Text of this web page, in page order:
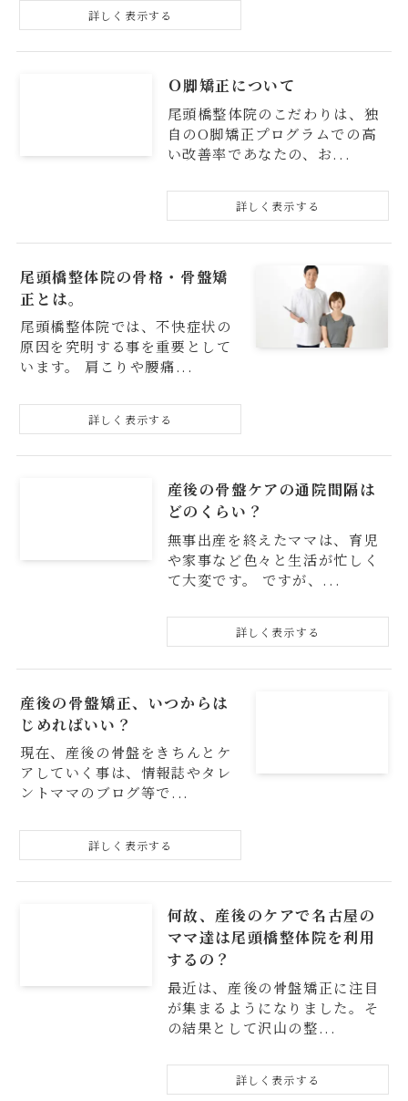
Ｏ脚矯正について
尾頭橋整体院のこだわりは、独
自のO脚矯正プログラムでの高
い改善率であなたの、お...
尾頭橋整体院の骨格・骨盤矯
正とは。
尾頭橋整体院では、不快症状の
原因を究明する事を重要として
います。 肩こりや腰痛...
産後の骨盤ケアの通院間隔は
どのくらい？
無事出産を終えたママは、育児
や家事など色々と生活が忙しく
て大変です。 ですが、...
産後の骨盤矯正、いつからは
じめればいい？
現在、産後の骨盤をきちんとケ
アしていく事は、情報誌やタレ
ントママのブログ等で...
何故、産後のケアで名古屋の
ママ達は尾頭橋整体院を利用
するの？
最近は、産後の骨盤矯正に注目
が集まるようになりました。そ
の結果として沢山の整...